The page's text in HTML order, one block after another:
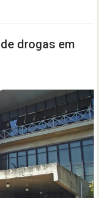
drogas em